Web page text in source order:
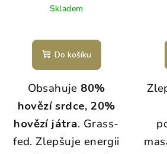
Skladem
Do košíku
Obsahuje 80%
hovězí srdce, 20%
hovězí játra. Grass-
fed. Zlepšuje energii